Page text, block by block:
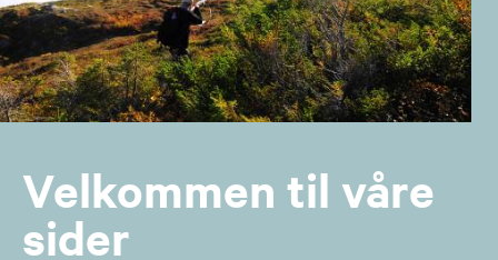
Velkommen til våre
sider